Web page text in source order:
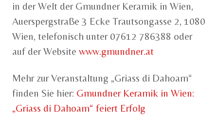
in der Welt der Gmundner Keramik in Wien,
Auerspergstraße 3 Ecke Trautsongasse 2, 1080
Wien, telefonisch unter 07612 786388 oder
auf der Website www.gmundner.at
Mehr zur Veranstaltung „Griass di Dahoam“
finden Sie hier: Gmundner Keramik in Wien:
„Griass di Dahoam“ feiert Erfolg